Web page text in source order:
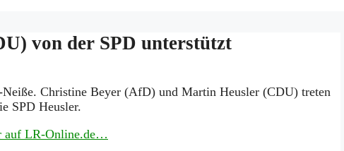
von der SPD unterstützt
Neiße. Christine Beyer (AfD) und Martin Heusler (CDU) treten
SPD Heusler.
auf LR-Online.de…